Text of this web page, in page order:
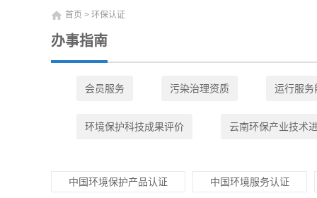
首页 > 环保认证
办事指南
会员服务 污染治理资质 运行服务
环境保护科技成果评价 云南环保产业技术
中国环境保护产品认证 中国环境服务认证